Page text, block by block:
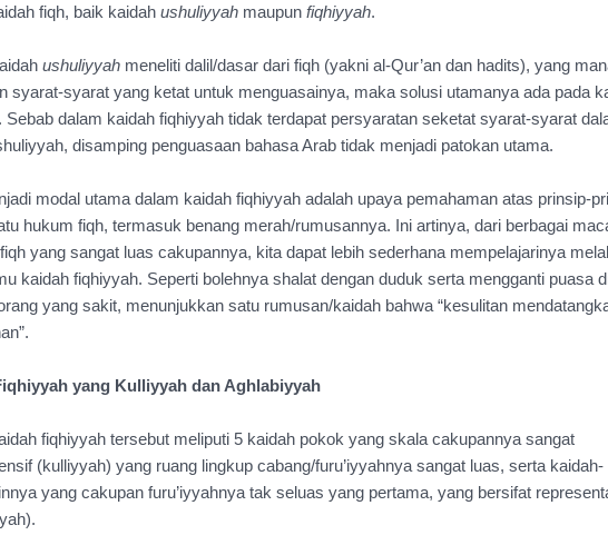
fiqh, baik kaidah ushuliyyah maupun fiqhiyyah.
ushuliyyah meneliti dalil/dasar dari fiqh (yakni al-Qur’an dan hadits), yang
. Sebab dalam kaidah fiqhiyyah tidak terdapat persyaratan seketat syarat-syarat
disamping penguasaan bahasa Arab tidak menjadi patokan utama.
modal utama dalam kaidah fiqhiyyah adalah upaya pemahaman atas prinsip-
hukum fiqh, termasuk benang merah/rumusannya. Ini artinya, dari berbagai
yang sangat luas cakupannya, kita dapat lebih sederhana mempelajarinya
kaidah fiqhiyyah. Seperti bolehnya shalat dengan duduk serta mengganti puasa
yang sakit, menunjukkan satu rumusan/kaidah bahwa “kesulitan
yang Kulliyyah dan Aghlabiyyah
fiqhiyyah tersebut meliputi 5 kaidah pokok yang skala cakupannya sangat
(kulliyyah) yang ruang lingkup cabang/furu’iyyahnya sangat luas, serta kaidah-
yang cakupan furu’iyyahnya tak seluas yang pertama, yang bersifat